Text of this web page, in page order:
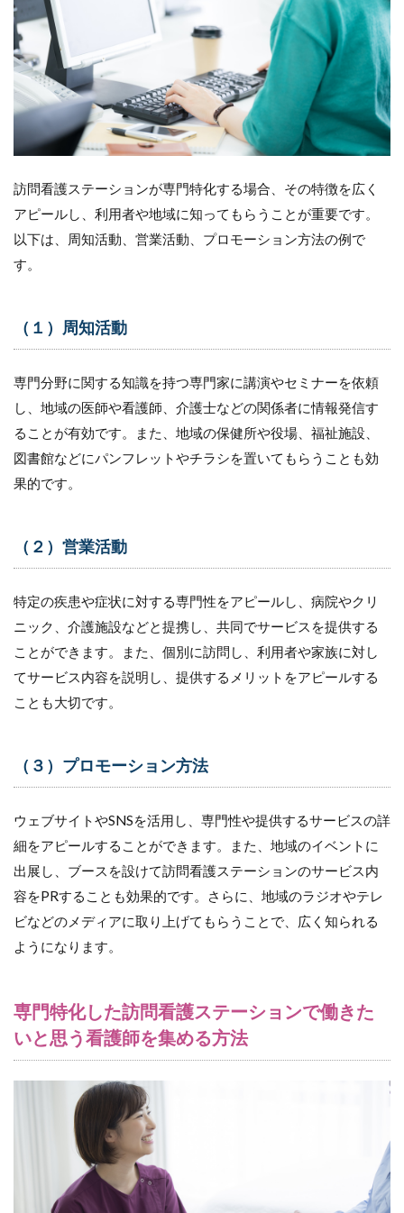
訪問看護ステーションが専門特化する場合、その特徴を広く
アピールし、利用者や地域に知ってもらうことが重要です。
以下は、周知活動、営業活動、プロモーション方法の例で
す。
（１）周知活動
専門分野に関する知識を持つ専門家に講演やセミナーを依頼
し、地域の医師や看護師、介護士などの関係者に情報発信す
ることが有効です。また、地域の保健所や役場、福祉施設、
図書館などにパンフレットやチラシを置いてもらうことも効
果的です。
（２）営業活動
特定の疾患や症状に対する専門性をアピールし、病院やクリ
ニック、介護施設などと提携し、共同でサービスを提供する
ことができます。また、個別に訪問し、利用者や家族に対し
てサービス内容を説明し、提供するメリットをアピールする
ことも大切です。
（３）プロモーション方法
ウェブサイトやSNSを活用し、専門性や提供するサービスの詳
細をアピールすることができます。また、地域のイベントに
出展し、ブースを設けて訪問看護ステーションのサービス内
容をPRすることも効果的です。さらに、地域のラジオやテレ
ビなどのメディアに取り上げてもらうことで、広く知られる
ようになります。
専門特化した訪問看護ステーションで働きた
いと思う看護師を集める方法